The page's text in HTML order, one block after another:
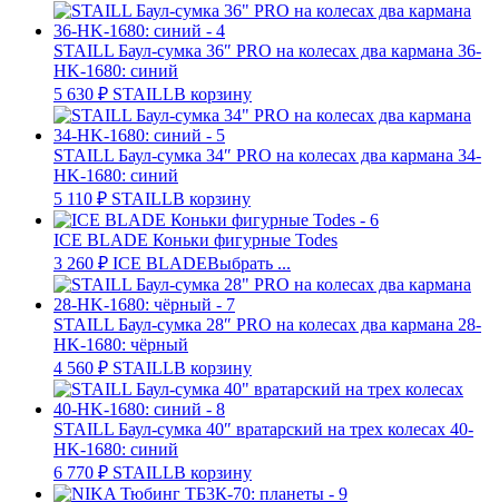
STAILL Баул-сумка 36″ PRO на колесах два кармана 36-
HK-1680: синий
5 630 ₽ STAILLВ корзину
STAILL Баул-сумка 34″ PRO на колесах два кармана 34-
HK-1680: синий
5 110 ₽ STAILLВ корзину
ICE BLADE Коньки фигурные Todes
3 260 ₽ ICE BLADEВыбрать ...
STAILL Баул-сумка 28″ PRO на колесах два кармана 28-
HK-1680: чёрный
4 560 ₽ STAILLВ корзину
STAILL Баул-сумка 40″ вратарский на трех колесах 40-
HK-1680: синий
6 770 ₽ STAILLВ корзину